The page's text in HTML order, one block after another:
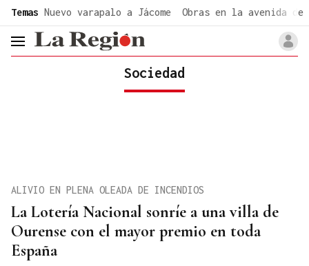
Temas Nuevo varapalo a Jácome Obras en la avenida de
header.menu.open
Sociedad
La Lotería Nacional sonríe a una villa de
Ourense con el mayor premio en toda
España
ALIVIO EN PLENA OLEADA DE INCENDIOS